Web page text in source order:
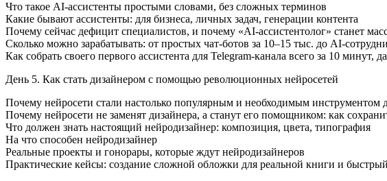
Что такое AI-ассистенты простыми словами, без сложных терминов
Какие бывают ассистенты: для бизнеса, личных задач, генерации контента
Почему сейчас дефицит специалистов, и почему «AI-ассистентолог» станет
Сколько можно зарабатывать: от простых чат-ботов за 10–15 тыс. до AI-
Как собрать своего первого ассистента для Telegram-канала всего за 10 минут,
День 5. Как стать дизайнером с помощью революционных нейросетей
Почему нейросети стали настолько популярным и необходимым инструментом
Почему нейросети не заменят дизайнера, а станут его помощником: как
Что должен знать настоящий нейродизайнер: композиция, цвета, типография
На что способен нейродизайнер
Реальные проекты и гонорары, которые ждут нейродизайнеров
Практические кейсы: создание сложной обложки для реальной книги и